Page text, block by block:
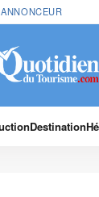
Destination